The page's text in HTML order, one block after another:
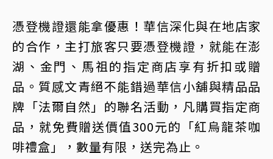
憑登機證還能拿優惠！華信深化與在地店家
的合作，主打旅客只要憑登機證，就能在澎
湖、金門、馬祖的指定商店享有折扣或贈
品。質感文青絕不能錯過華信小舖與精品品
牌「法爾自然」的聯名活動，凡購買指定商
品，就免費贈送價值300元的「紅烏龍茶咖
啡禮盒」，數量有限，送完為止。